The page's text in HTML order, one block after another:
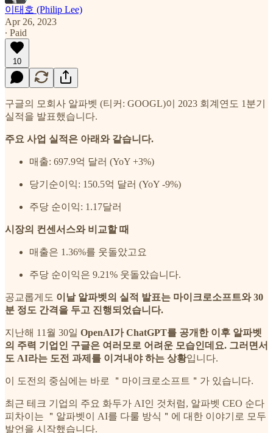
이태호 (Philip Lee)
Apr 26, 2023
∙ Paid
10
구글의 모회사 알파벳 (티커: GOOGL)이 2023 회계연도 1분기
실적을 발표했습니다.
주요 사업 실적은 아래와 같습니다.
매출: 697.9억 달러 (YoY +3%)
당기순이익: 150.5억 달러 (YoY -9%)
주당 순이익: 1.17달러
시장의 컨센서스와 비교할 때
매출은 1.36%를 웃돌았고요
주당 순이익은 9.21% 웃돌았습니다.
공교롭게도 이날 알파벳의 실적 발표는 마이크로소프트와 30
분 정도 간격을 두고 진행되었습니다.
지난해 11월 30일 OpenAI가 ChatGPT를 공개한 이후 알파벳
의 주력 기업인 구글은 여러모로 어려운 모습인데요. 그러면서
도 AI라는 도전 과제를 이겨내야 하는 상황입니다.
이 도전의 중심에는 바로 ＂마이크로소프트＂가 있습니다.
최근 테크 기업의 주요 화두가 AI인 것처럼, 알파벳 CEO 순다
피차이는 ＂알파벳이 AI를 다룰 방식＂에 대한 이야기로 모두
발언을 시작했습니다.